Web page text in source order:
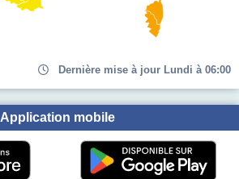
Dernière mise à jour Lundi à 06:00
Application mobile